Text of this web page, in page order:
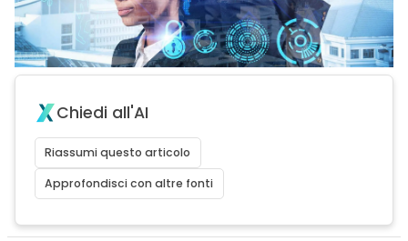
Chiedi all'AI
Riassumi questo articolo
Approfondisci con altre fonti